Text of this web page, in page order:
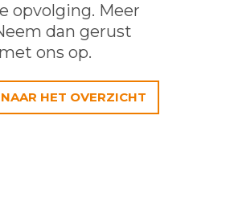
opvolging. Meer
dan gerust
met ons op.
HET OVERZICHT